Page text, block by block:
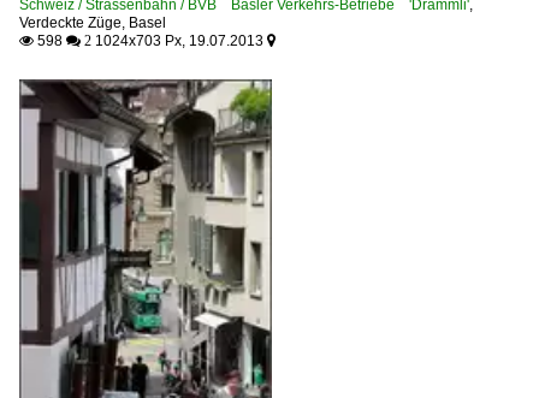
Schweiz / Strassenbahn / BVB Basler Verkehrs-Betriebe 'Drämmli',
Verdeckte Züge, Basel
 598  2 1024x703 Px, 19.07.2013 